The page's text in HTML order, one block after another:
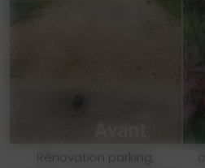
Rénovation parking,